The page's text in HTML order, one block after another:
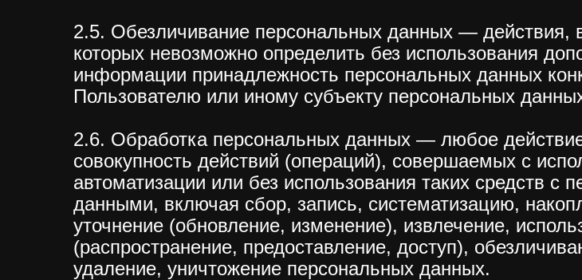
2.5. Обезличивание персональных данных — действия, в
которых невозможно определить без использования
информации принадлежность персональных данных
Пользователю или иному субъекту персональных
2.6. Обработка персональных данных — любое
совокупность действий (операций), совершаемых с
автоматизации или без использования таких средств с
данными, включая сбор, запись, систематизацию,
уточнение (обновление, изменение), извлечение,
(распространение, предоставление, доступ),
удаление, уничтожение персональных данных.